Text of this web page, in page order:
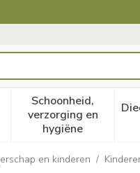
Schoonheid,
verzorging en
hygiëne
Toon
en kinderen /